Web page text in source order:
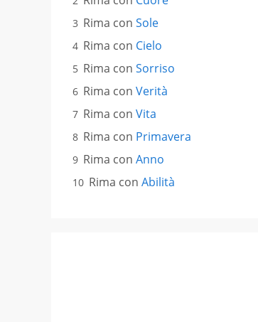
Rima con Sole
Rima con Cielo
Rima con Sorriso
Rima con Verità
Rima con Vita
Rima con Primavera
Rima con Anno
Rima con Abilità